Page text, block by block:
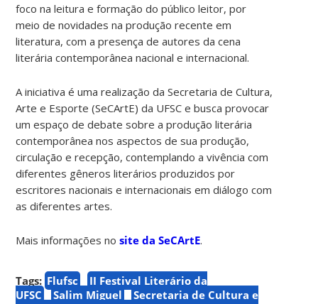
foco na leitura e formação do público leitor, por
meio de novidades na produção recente em
literatura, com a presença de autores da cena
literária contemporânea nacional e internacional.
A iniciativa é uma realização da Secretaria de Cultura,
Arte e Esporte (SeCArtE) da UFSC e busca provocar
um espaço de debate sobre a produção literária
contemporânea nos aspectos de sua produção,
circulação e recepção, contemplando a vivência com
diferentes gêneros literários produzidos por
escritores nacionais e internacionais em diálogo com
as diferentes artes.
Mais informações nosite da SeCArtE.
Tags: Flufsc
II Festival Literário da
UFSC
Salim Miguel
Secretaria de Cultura e